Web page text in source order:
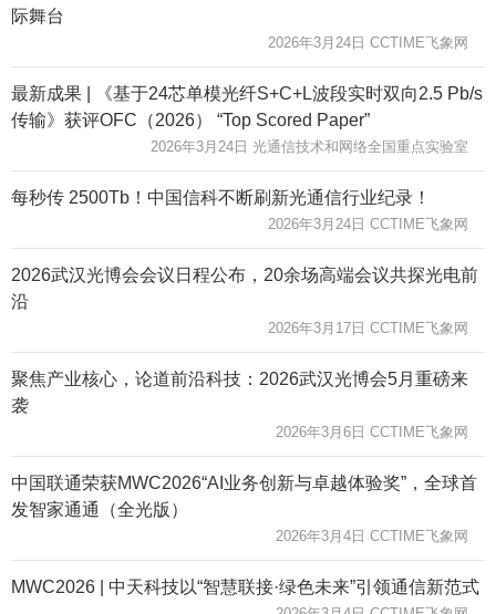
际舞台
2026年3月24日 CCTIME飞象网
最新成果 | 《基于24芯单模光纤S+C+L波段实时双向2.5 Pb/s
传输》获评OFC（2026） “Top Scored Paper”
2026年3月24日 光通信技术和网络全国重点实验室
每秒传 2500Tb！中国信科不断刷新光通信行业纪录！
2026年3月24日 CCTIME飞象网
2026武汉光博会会议日程公布，20余场高端会议共探光电前
沿
2026年3月17日 CCTIME飞象网
聚焦产业核心，论道前沿科技：2026武汉光博会5月重磅来
袭
2026年3月6日 CCTIME飞象网
中国联通荣获MWC2026“AI业务创新与卓越体验奖”，全球首
发智家通通（全光版）
2026年3月4日 CCTIME飞象网
MWC2026 | 中天科技以“智慧联接·绿色未来”引领通信新范式